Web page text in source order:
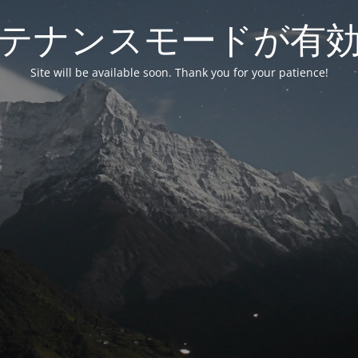
ナンスモードが有
Site will be available soon. Thank you for your patience!